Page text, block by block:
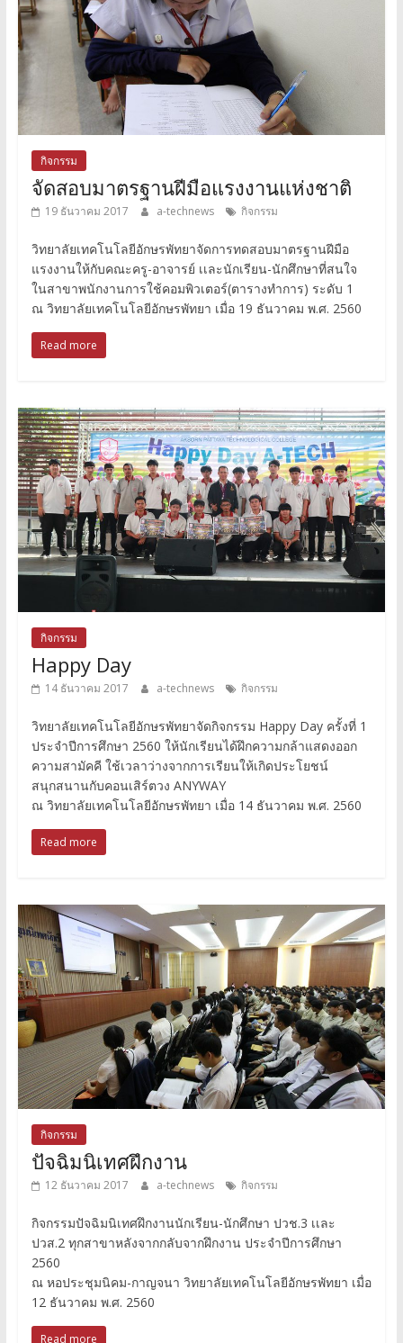
กิจกรรม
จัดสอบมาตรฐานฝีมือแรงงานแห่งชาติ
19 ธันวาคม 2017 a-technews กิจกรรม
วิทยาลัยเทคโนโลยีอักษรพัทยาจัดการทดสอบมาตรฐานฝีมือ
แรงงานให้กับคณะครู-อาจารย์ เเละนักเรียน-นักศึกษาที่สนใจ
ในสาขาพนักงานการใช้คอมพิวเตอร์(ตารางทำการ) ระดับ 1
ณ วิทยาลัยเทคโนโลยีอักษรพัทยา เมื่อ 19 ธันวาคม พ.ศ. 2560
Read more
กิจกรรม
Happy Day
14 ธันวาคม 2017 a-technews กิจกรรม
วิทยาลัยเทคโนโลยีอักษรพัทยาจัดกิจกรรม Happy Day ครั้งที่ 1
ประจำปีการศึกษา 2560 ให้นักเรียนได้ฝึกความกล้าแสดงออก
ความสามัคคี ใช้เวลาว่างจากการเรียนให้เกิดประโยชน์
สนุกสนานกับคอนเสิร์ตวง ANYWAY
ณ วิทยาลัยเทคโนโลยีอักษรพัทยา เมื่อ 14 ธันวาคม พ.ศ. 2560
Read more
กิจกรรม
ปัจฉิมนิเทศฝึกงาน
12 ธันวาคม 2017 a-technews กิจกรรม
กิจกรรมปัจฉิมนิเทศฝึกงานนักเรียน-นักศึกษา ปวช.3 เเละ
ปวส.2 ทุกสาขาหลังจากกลับจากฝึกงาน ประจำปีการศึกษา
2560
ณ หอประชุมนิคม-กาญจนา วิทยาลัยเทคโนโลยีอักษรพัทยา เมื่อ
12 ธันวาคม พ.ศ. 2560
Read more